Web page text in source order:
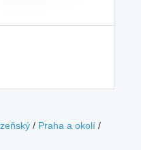
/ Praha a okolí /